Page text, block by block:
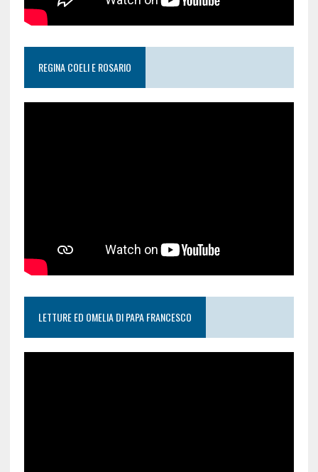
REGINA COELI E ROSARIO
LETTURE ED OMELIA DI PAPA FRANCESCO